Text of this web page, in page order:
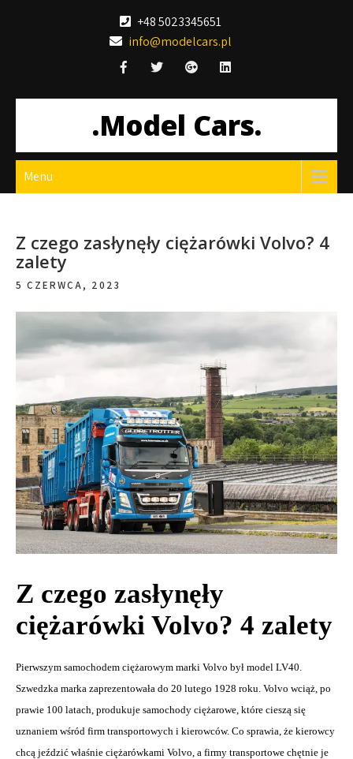
+48 5023345651
info@modelcars.pl
.Model Cars.
Menu
Z czego zasłynęły ciężarówki Volvo? 4
zalety
5 CZERWCA, 2023
Z czego zasłynęły
ciężarówki Volvo? 4 zalety
Pierwszym samochodem ciężarowym marki Volvo był model LV40.
Szwedzka marka zaprezentowała do 20 lutego 1928 roku. Volvo wciąż, po
prawie 100 latach, produkuje samochody ciężarowe, które cieszą się
uznaniem wśród firm transportowych i kierowców. Co sprawia, że kierowcy
chcą jeździć właśnie ciężarówkami Volvo, a firmy transportowe chętnie je